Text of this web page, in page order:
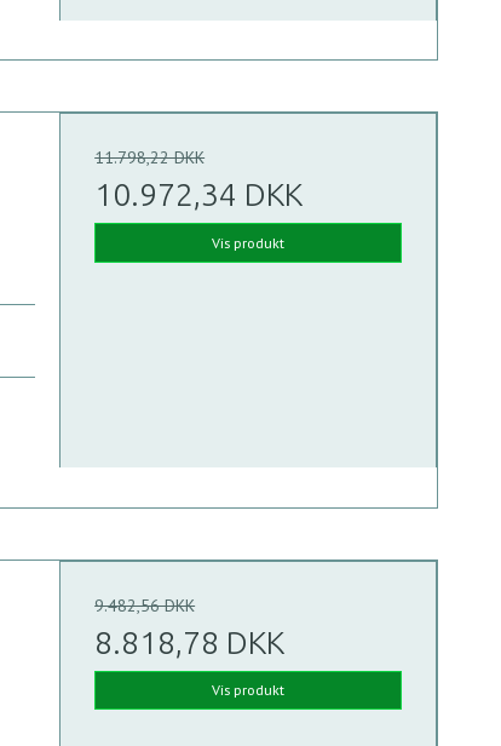
11.798,22 DKK
10.972,34 DKK
Vis produkt
9.482,56 DKK
8.818,78 DKK
Vis produkt